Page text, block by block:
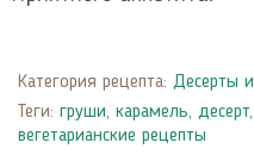
Категория рецепта: Десерты
Теги: груши, карамель, десерт,
вегетарианские рецепты